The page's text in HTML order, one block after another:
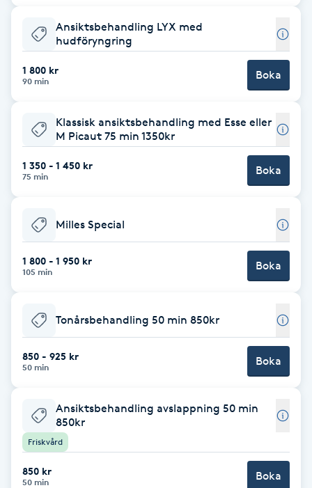
Color correction
Cryoterapi
Damklippning
Dermapen
Diamantslipning
E
Enzympeeling
Extensions
Extensions borttagning
Eyeliner-tatuering
Ansiktsbehandling LYX med
hudföryngring
1 800 kr
90 min Boka
Klassisk ansiktsbehandling med Esse eller
M Picaut 75 min 1350kr
1 350 - 1 450 kr
75 min Boka
Milles Special
1 800 - 1 950 kr
105 min Boka
Tonårsbehandling 50 min 850kr
850 - 925 kr
50 min Boka
Ansiktsbehandling avslappning 50 min
850kr
Friskvård
850 kr
50 min Boka